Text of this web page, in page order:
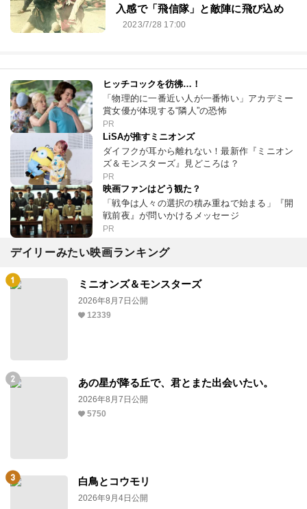
入感で「飛信隊」と敵陣に飛び込め
2023/7/28 17:00
ヒッチコックを彷彿…！
「物理的に一番近い人が一番怖い」アカデミー
賞女優が体現する“隣人”の恐怖
PR
LiSAが推すミニオンズ
ダイフクが耳から離れない！最新作『ミニオン
ズ＆モンスターズ』見どころは？
PR
映画ファンはどう観た？
「戦争は人々の選択の積み重ねで始まる」『開
戦前夜』が問いかけるメッセージ
PR
デイリーみたい映画ランキング
ミニオンズ＆モンスターズ
2026年8月7日公開
12339
あの星が降る丘で、君とまた出会いたい。
2026年8月7日公開
5750
白鳥とコウモリ
2026年9月4日公開